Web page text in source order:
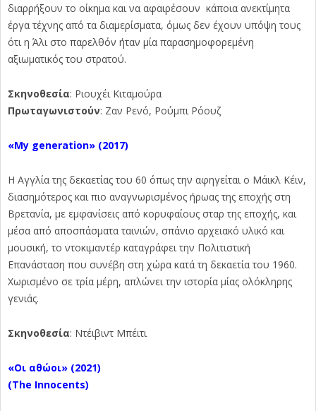
διαρρήξουν το οίκημα και να αφαιρέσουν κάποια ανεκτίμητα
έργα τέχνης από τα διαμερίσματα, όμως δεν έχουν υπόψη τους
ότι η Άλι στο παρελθόν ήταν μία παρασημοφορεμένη
αξιωματικός του στρατού.
Σκηνοθεσία: Ριουχέι Κιταμούρα
Πρωταγωνιστούν: Ζαν Ρενό, Ρούμπι Ρόουζ
«My generation» (2017)
Η Αγγλία της δεκαετίας του 60 όπως την αφηγείται ο Μάικλ Κέιν,
διασημότερος και πιο αναγνωρισμένος ήρωας της εποχής στη
Βρετανία, με εμφανίσεις από κορυφαίους σταρ της εποχής, και
μέσα από αποσπάσματα ταινιών, σπάνιο αρχειακό υλικό και
μουσική, το ντοκιμαντέρ καταγράφει την Πολιτιστική
Επανάσταση που συνέβη στη χώρα κατά τη δεκαετία του 1960.
Χωρισμένο σε τρία μέρη, απλώνει την ιστορία μίας ολόκληρης
γενιάς.
Σκηνοθεσία: Ντέιβιντ Μπέιτι
«Οι αθώοι» (2021)
(The Innocents)